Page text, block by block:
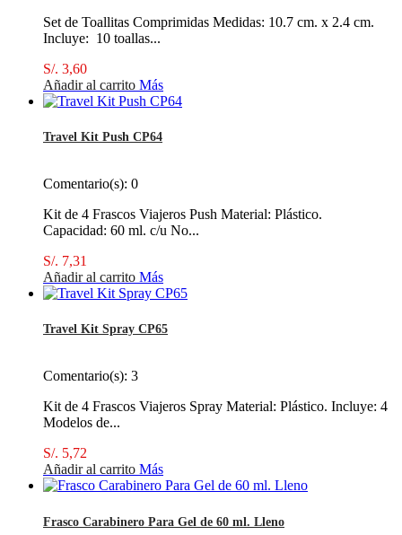
Set de Toallitas Comprimidas Medidas: 10.7 cm. x 2.4 cm.
Incluye: 10 toallas...
S/. 3,60
Añadir al carrito Más
Travel Kit Push CP64
Comentario(s): 0
Kit de 4 Frascos Viajeros Push Material: Plástico.
Capacidad: 60 ml. c/u No...
S/. 7,31
Añadir al carrito Más
Travel Kit Spray CP65
Comentario(s): 3
Kit de 4 Frascos Viajeros Spray Material: Plástico. Incluye: 4
Modelos de...
S/. 5,72
Añadir al carrito Más
Frasco Carabinero Para Gel de 60 ml. Lleno